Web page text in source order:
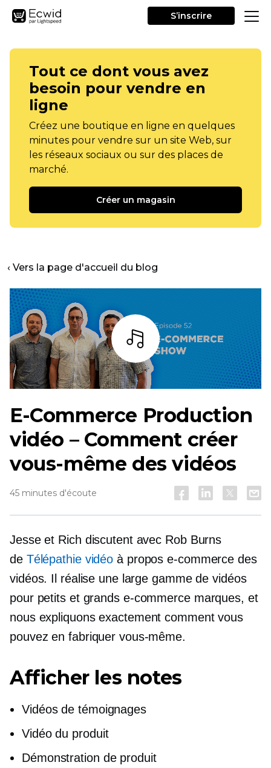
S’inscrire
Tout ce dont vous avez
besoin pour vendre en
ligne
Créez une boutique en ligne en quelques
minutes pour vendre sur un site Web, sur
les réseaux sociaux ou sur des places de
marché.
Créer un magasin
‹ Vers la page d'accueil du blog
Écoutez
E-Commerce Production
vidéo – Comment créer
vous-même des vidéos
45 minutes d'écoute
Jesse et Rich discutent avec Rob Burns
de Télépathie vidéo à propose-commerce des
vidéos. Il réalise une large gamme de vidéos
pour petits et grands e-commercemarques, et
nous expliquons exactement comment vous
pouvez en fabriquer vous-même.
Afficher les notes
Vidéos de témoignages
Vidéo du produit
Démonstration de produit